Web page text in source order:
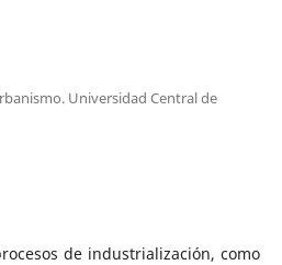
Universidad Central de
de industrialización, como